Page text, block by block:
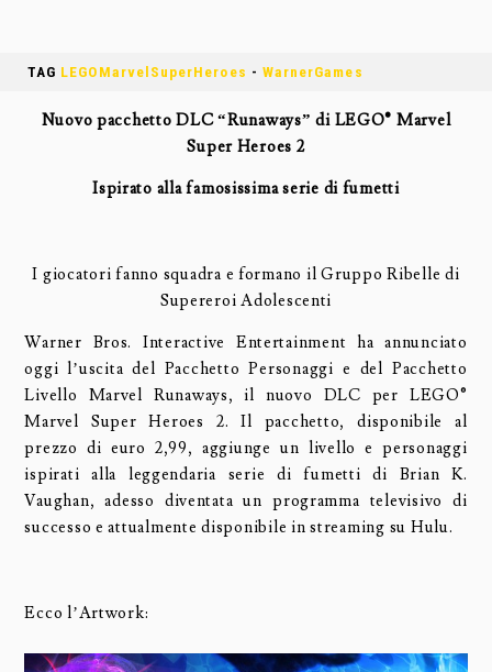
TAG LEGOMarvelSuperHeroes - WarnerGames
Nuovo pacchetto DLC “Runaways” di LEGO® Marvel
Super Heroes 2
Ispirato alla famosissima serie di fumetti
I giocatori fanno squadra e formano il Gruppo Ribelle di
Supereroi Adolescenti
Warner Bros. Interactive Entertainment ha annunciato
oggi l’uscita del Pacchetto Personaggi e del Pacchetto
Livello Marvel Runaways, il nuovo DLC per LEGO®
Marvel Super Heroes 2. Il pacchetto, disponibile al
prezzo di euro 2,99, aggiunge un livello e personaggi
ispirati alla leggendaria serie di fumetti di Brian K.
Vaughan, adesso diventata un programma televisivo di
successo e attualmente disponibile in streaming su Hulu.
Ecco l’Artwork: